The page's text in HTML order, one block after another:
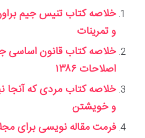
خلاصه کتاب تنیس جیم
و تمرینات
خلاصه کتاب قانون اساسی
اصلاحات ۱۳۸۶
خلاصه کتاب مردی که آنجا
و خویشتن
فرمت مقاله نویسی برای